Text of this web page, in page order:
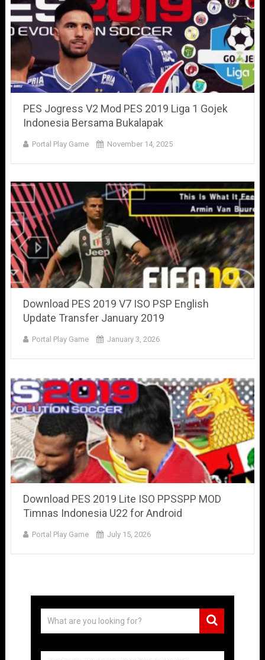
PES Jogress V2 Mod PES 2019 Liga 1 Gojek
Indonesia Bersama Bukalapak
Portal Play Game November 14, 2025
Download PES 2019 V7 ISO PSP English
Update Transfer January 2019
Portal Play Game January 3, 2026
Download PES 2019 Lite ISO PPSSPP MOD
Timnas Indonesia U22 for Android
Portal Play Game July 15, 2026